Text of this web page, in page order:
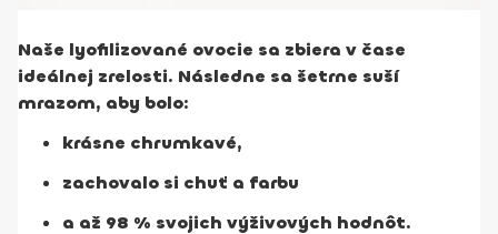
Naše lyofilizované ovocie sa zbiera v čase
ideálnej zrelosti. Následne sa šetrne suší
mrazom, aby bolo:
krásne chrumkavé,
zachovalo si chuť a farbu
a až 98 % svojich výživových hodnôt.